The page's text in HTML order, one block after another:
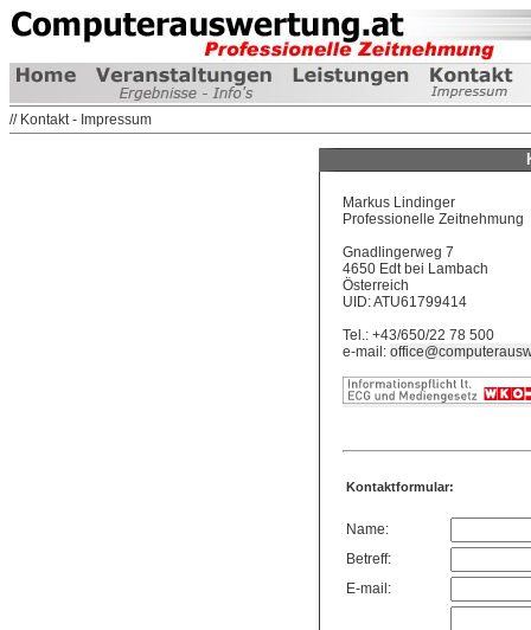
// Kontakt - Impressum
Markus Lindinger
Professionelle Zeitnehmung
Gnadlingerweg 7
4650 Edt bei Lambach
Österreich
UID: ATU61799414
Tel.: +43/650/22 78 500
e-mail:
Kontaktformular:
Name:
Betreff:
E-mail: